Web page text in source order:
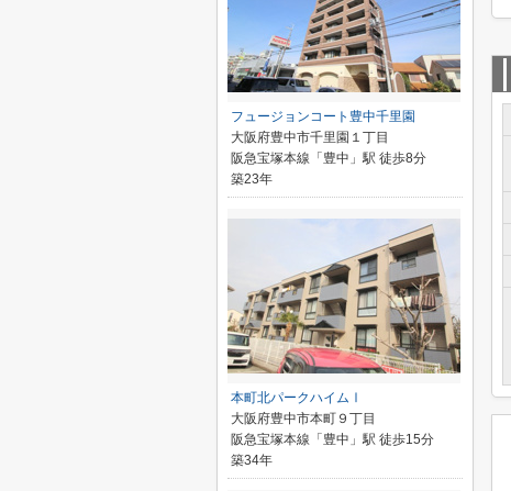
フュージョンコート豊中千里園
大阪府豊中市千里園１丁目
阪急宝塚本線「豊中」駅 徒歩8分
築23年
本町北パークハイムⅠ
大阪府豊中市本町９丁目
阪急宝塚本線「豊中」駅 徒歩15分
築34年